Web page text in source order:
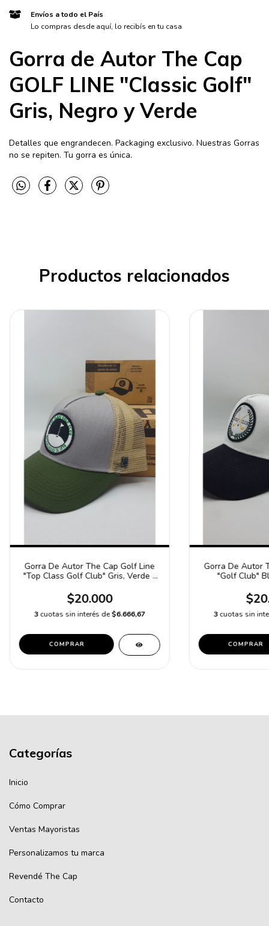
Envíos a todo el País
Lo compras desde aquí, lo recibís en tu casa
Gorra de Autor The Cap
GOLF LINE "Classic Golf"
Gris, Negro y Verde
Detalles que engrandecen. Packaging exclusivo. Nuestras Gorras
no se repiten. Tu gorra es única.
Productos relacionados
Gorra De Autor The Cap Golf Line
"Top Class Golf Club" Gris, Verde y
$20.000
3cuotas sin interés de$6.666,67
COMPRAR
Gorra De Autor
"Golf Club"
3 cuotas sin
COMPRAR
Categorías
Inicio
Cómo Comprar
Ventas Mayoristas
Personalizamos tu marca
Revendé The Cap
Contacto